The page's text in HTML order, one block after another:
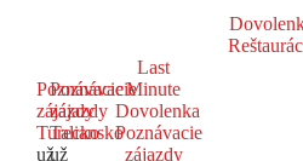
Poznávacie
zájazdy
Turecko
už
Poznávacie
zájazdy
Taliansko
už
Last
Minute
Dovolenka
Poznávacie
zájazdy